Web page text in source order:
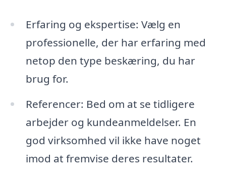
Erfaring og ekspertise: Vælg en
professionelle, der har erfaring med
netop den type beskæring, du har
brug for.
Referencer: Bed om at se tidligere
arbejder og kundeanmeldelser. En
god virksomhed vil ikke have noget
imod at fremvise deres resultater.